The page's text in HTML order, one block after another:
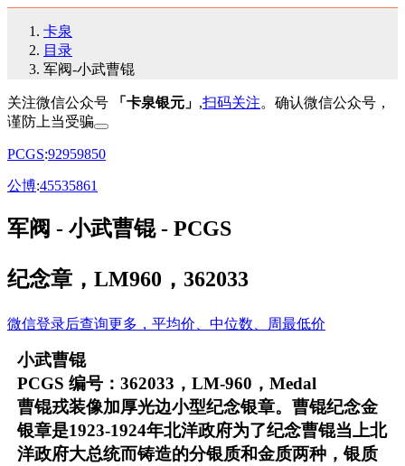
卡泉
目录
军阀-小武曹锟
关注微信公众号 「卡泉银元」 ,扫码关注。确认微信公众号，
谨防上当受骗
PCGS:92959850
公博:45535861
军阀 - 小武曹锟 - PCGS
纪念章，LM960，362033
微信登录后查询更多，平均价、中位数、周最低价
小武曹锟
PCGS 编号：362033，LM-960，Medal
曹锟戎装像加厚光边小型纪念银章。曹锟纪念金
银章是1923-1924年北洋政府为了纪念曹锟当上北
洋政府大总统而铸造的分银质和金质两种，银质